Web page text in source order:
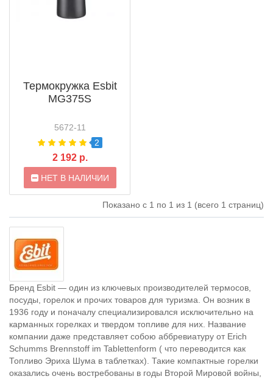
Термокружка Esbit
MG375S
5672-11
2
2 192 р.
НЕТ В НАЛИЧИИ
Показано с 1 по 1 из 1 (всего 1 страниц)
Бренд Esbit — один из ключевых производителей термосов,
посуды, горелок и прочих товаров для туризма. Он возник в
1936 году и поначалу специализировался исключительно на
карманных горелках и твердом топливе для них. Название
компании даже представляет собою аббревиатуру от Erich
Schumms Brennstoff im Tablettenform ( что переводится как
Топливо Эриха Шума в таблетках). Такие компактные горелки
оказались очень востребованы в годы Второй Мировой войны,